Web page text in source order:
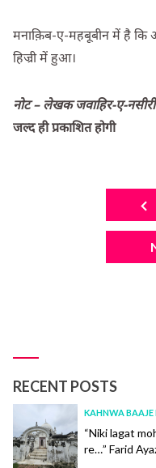
मनाक़िब-ए-महबूबीन में है
हिज्री में हुआ।
नोट – लेखक जवाहिर-ए-
जल्द ही प्रकाशित होगी
RECENT POSTS
“Niki lagat
re…” Farid